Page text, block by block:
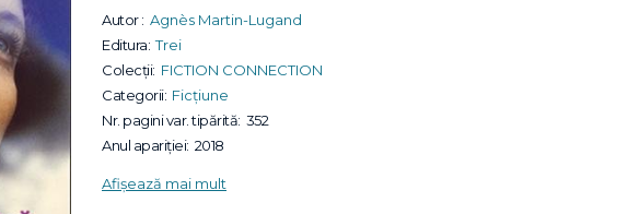
Autor : Agnès Martin-Lugand
Editura: Trei
Colecții: FICTION CONNECTION
Categorii: Ficțiune
Nr. pagini var. tipărită: 352
Anul apariției: 2018
Afișează mai mult